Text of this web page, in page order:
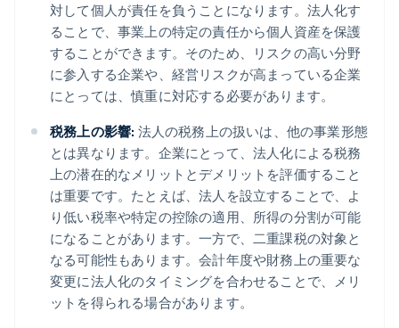
対して個人が責任を負うことになります。法人化す
ることで、事業上の特定の責任から個人資産を保護
することができます。そのため、リスクの高い分野
に参入する企業や、経営リスクが高まっている企業
にとっては、慎重に対応する必要があります。
税務上の影響: 法人の税務上の扱いは、他の事業形態
とは異なります。企業にとって、法人化による税務
上の潜在的なメリットとデメリットを評価すること
は重要です。たとえば、法人を設立することで、よ
り低い税率や特定の控除の適用、所得の分割が可能
になることがあります。一方で、二重課税の対象と
なる可能性もあります。会計年度や財務上の重要な
変更に法人化のタイミングを合わせることで、メリ
ットを得られる場合があります。